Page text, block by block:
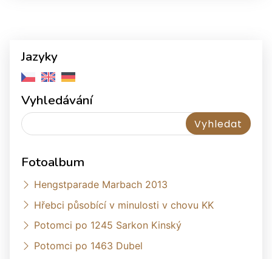
Jazyky
Vyhledávání
Fotoalbum
Hengstparade Marbach 2013
Hřebci působící v minulosti v chovu KK
Potomci po 1245 Sarkon Kinský
Potomci po 1463 Dubel